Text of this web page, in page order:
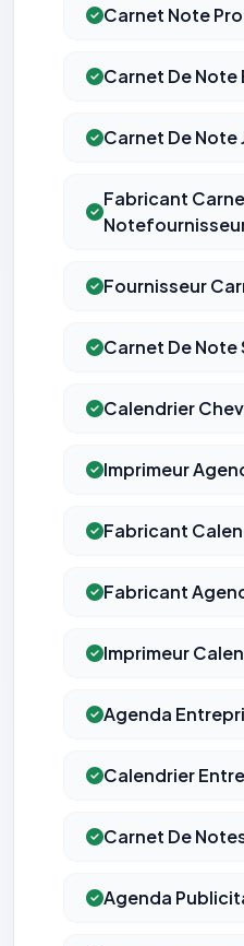
Carnet Note
Carnet De Note
Carnet De Note
Fabricant
Fournisseur
Carnet De Note
Calendrier
Imprimeur
Fabricant
Fabricant
Imprimeur
Agenda
Calendrier
Carnet De
Agenda